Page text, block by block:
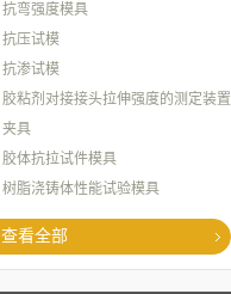
抗弯强度模具
抗压试模
抗渗试模
胶粘剂对接接头拉伸强度的测定装置
夹具
胶体抗拉试件模具
树脂浇铸体性能试验模具
查看全部